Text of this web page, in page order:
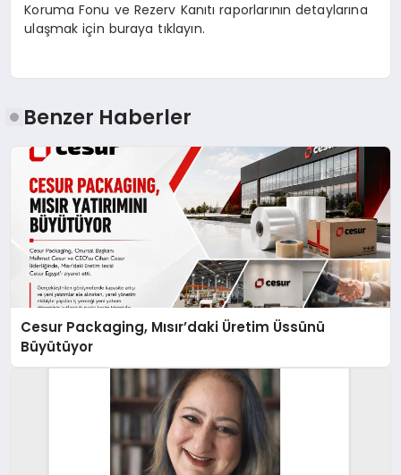
Koruma Fonu ve Rezerv Kanıtı raporlarının detaylarına
ulaşmak için buraya tıklayın.
Benzer Haberler
Cesur Packaging, Mısır’daki Üretim Üssünü
Büyütüyor